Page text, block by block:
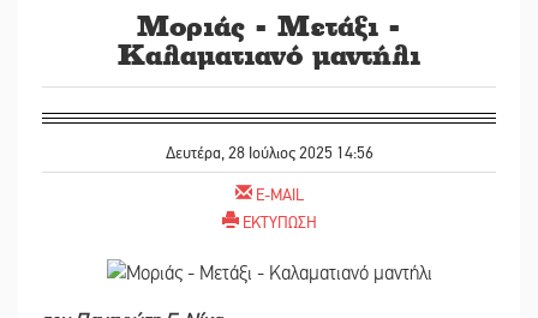
Μοριάς - Μετάξι -
Καλαματιανό μαντήλι
Δευτέρα, 28 Ιούλιος 2025 14:56
E-MAIL
ΕΚΤΥΠΩΣΗ